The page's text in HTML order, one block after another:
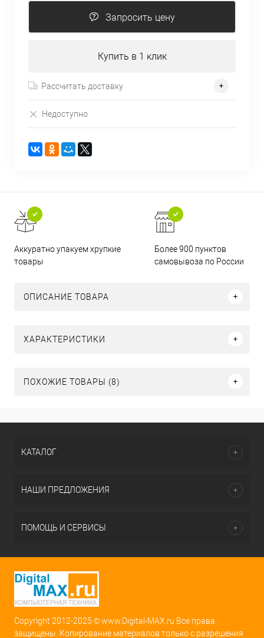
Запросить цену
Купить в 1 клик
Рассчитать доставку
Недоступно
Аккуратно упакуем хрупкие
товары
Более 900 пунктов
самовывоза по России
ОПИСАНИЕ ТОВАРА
ХАРАКТЕРИСТИКИ
ПОХОЖИЕ ТОВАРЫ (8)
КАТАЛОГ
НАШИ ПРЕДЛОЖЕНИЯ
ПОМОЩЬ И СЕРВИСЫ
Copyright 2012-2025 © www.Digital-MAX.ru Все права
защищены. Копирование материалов только с разрешения